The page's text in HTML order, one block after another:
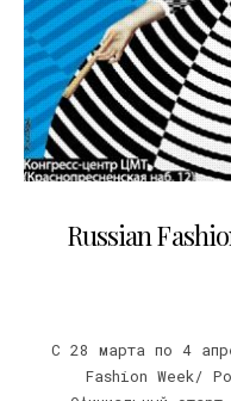
Russian
С 28 марта по 4
Fashion Week/